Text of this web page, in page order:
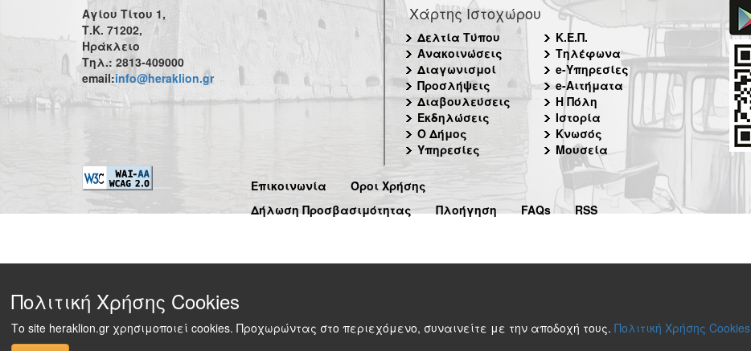
Αγίου Τίτου 1,
Τ.Κ. 71202,
Ηράκλειο
Τηλ.: 2813-409000
email:info@heraklion.gr
Χάρτης Ιστοχώρου
Δελτία Τύπου
Ανακοινώσεις
Διαγωνισμοί
Προσλήψεις
Διαβουλεύσεις
Εκδηλώσεις
Ο Δήμος
Υπηρεσίες
Κ.Ε.Π.
Τηλέφωνα
e-Υπηρεσίες
e-Αιτήματα
Η Πόλη
Ιστορία
Κνωσός
Μουσεία
Επικοινωνία
Όροι Χρήσης
Δήλωση Προσβασιμότητας
Πλοήγηση FAQs RSS
Πολιτική Χρήσης Cookies
Το site heraklion.gr χρησιμοποιεί cookies. Προχωρώντας στο περιεχόμενο, συναινείτε με την αποδοχή τους. Πολιτική Χρήσης Cookies